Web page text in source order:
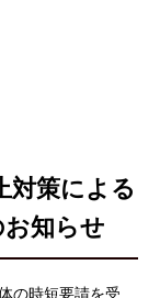
対策による
知らせ
の時短要請を受